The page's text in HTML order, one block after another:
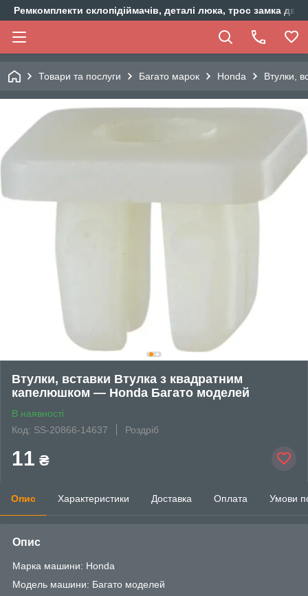
Ремкомплекти склопідіймачів, деталі люка, трос замка
Товари та послуги Багато марок Honda Втулки,
Втулки, вставки Втулка з квадратним
капелюшком — Honda Багато моделей
В наявності
Код: SS-20866-14637
Роздріб
11 ₴
Опис Характеристики Доставка Оплата Умови
Опис
Марка машини: Honda
Модель машини: Багато моделей